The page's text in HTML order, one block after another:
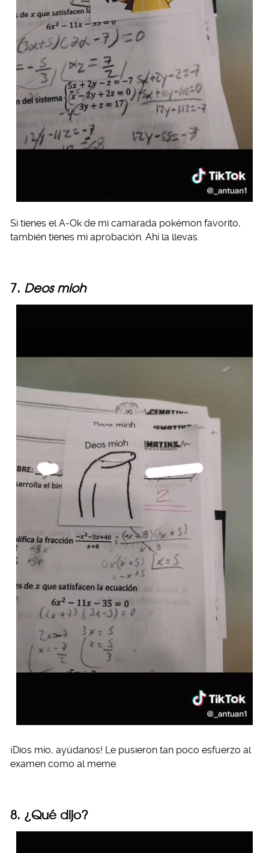
Si tienes el A-Ok de mi camarada pokémon favorito,
también tienes mi aprobación. Ahí la llevas.
7. Deos mioh
¡Dios mío, ayúdanos! Le pusieron tan poco esfuerzo al
examen como al meme.
8. ¿Qué dijo?